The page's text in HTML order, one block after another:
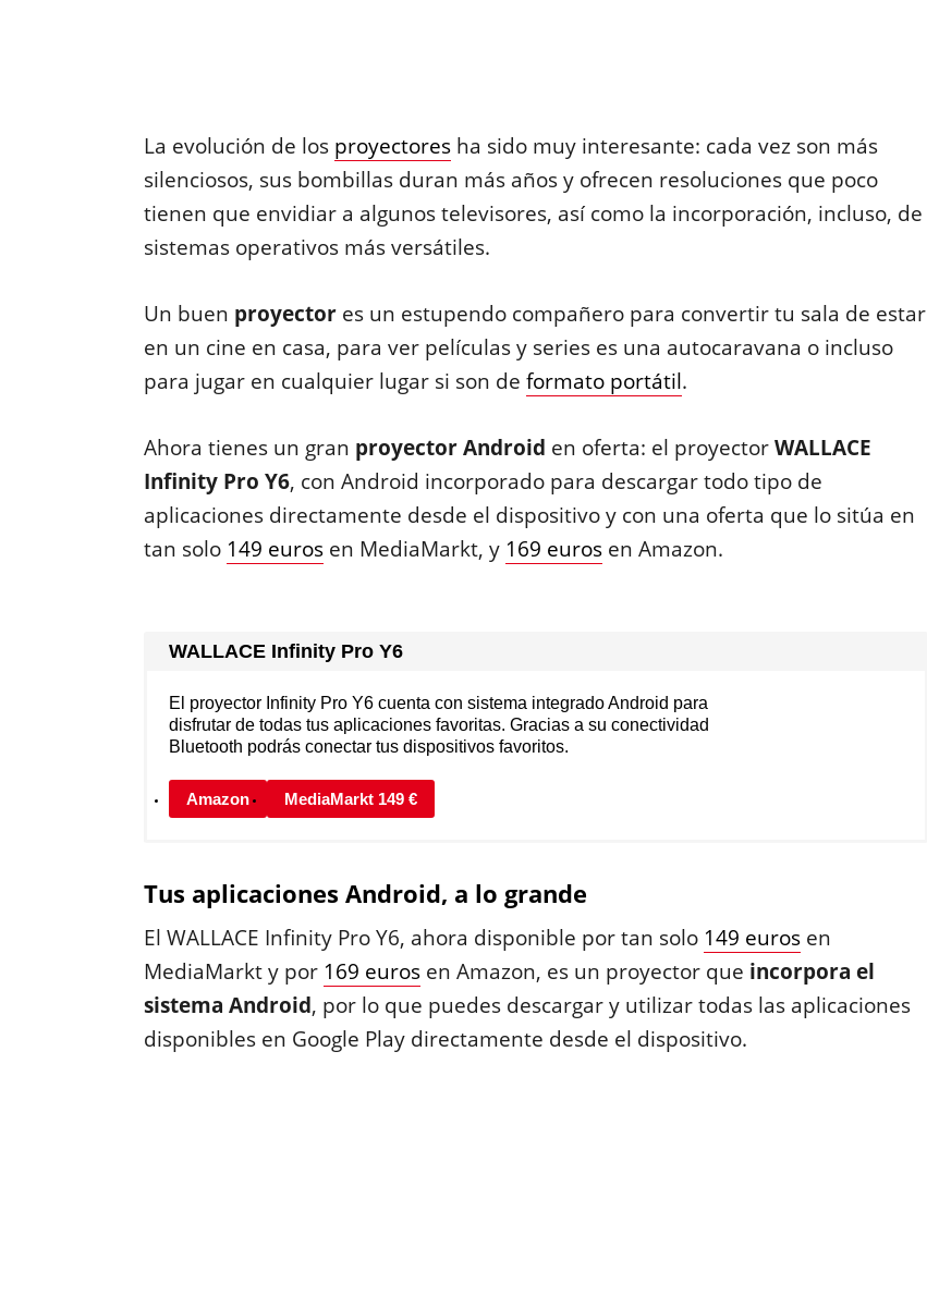
La evolución de los proyectoresha sido muy interesante: cada vez son más
silenciosos, sus bombillas duran más años y ofrecen resoluciones que poco
tienen que envidiar a algunos televisores, así como la incorporación, incluso, de
sistemas operativos más versátiles.
Un buen proyector es un estupendo compañero para convertir tu sala de estar
en un cine en casa, para ver películas y series es una autocaravana o incluso
para jugar en cualquier lugar si son de formato portátil.
Ahora tienes un gran proyector Android en oferta: el proyectorWALLACE
Infinity Pro Y6, con Android incorporado para descargar todo tipo de
aplicaciones directamente desde el dispositivo y con una oferta que lo sitúa en
tan solo 149 eurosen MediaMarkt, y 169 eurosen Amazon.
WALLACE Infinity Pro Y6
Amazon MediaMarkt 149 €
El proyector Infinity Pro Y6 cuenta con sistema integrado Android para
disfrutar de todas tus aplicaciones favoritas. Gracias a su conectividad
Bluetooth podrás conectar tus dispositivos favoritos.
Tus aplicaciones Android, a lo grande
El WALLACE Infinity Pro Y6, ahora disponible por tan solo 149 eurosen
MediaMarkt y por 169 eurosen Amazon, es un proyector que incorpora el
sistema Android, por lo que puedes descargar y utilizar todas las aplicaciones
disponibles en Google Play directamente desde el dispositivo.